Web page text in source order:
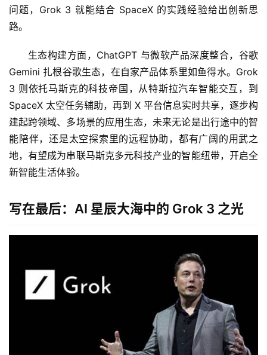
问题，Grok 3 就能结合 SpaceX 的实践经验给出创新思
路。
生态构建方面，ChatGPT 与微软产品深度整合，谷歌
Gemini 扎根谷歌生态，在自家产品体系里如鱼得水。Grok
3 则依托马斯克的科技帝国，从特斯拉汽车智能交互，到
SpaceX 太空任务辅助，再到 X 平台信息实时共享，逐步构
建起跨领域、多场景的应用生态，未来无论是出行途中的智
能陪伴，还是太空探索里的远程协助，都有广阔的用武之
地，有望成为串联马斯克多元科技产业的智能纽带，开启全
新智能生活体验。
写在最后：AI 星辰大海中的 Grok 3 之光